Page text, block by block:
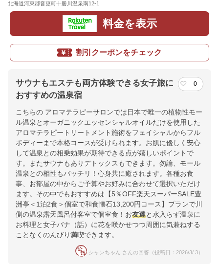
北海道河東郡音更町十勝川温泉南12-1
料金を表示
割引クーポンをチェック
サウナもエステも両方体験できる女子旅に
おすすめの温泉宿
0
こちらの アロマテラピーサロンでは日本で唯一の植物性モー
ル温泉とオーガニックエッセンシャルオイルだけを使用した
アロマテラピートリートメント施術をフェイシャルからフル
ボディーまで本格コースが受けられます。お肌に優しく安心
して温泉との相乗効果が期待できる点が嬉しいポイントで
す。またサウナもありデトックスもできます。勿論、モール
温泉との相性もバッチリ！心身共に癒されます。各種お食
事、お部屋の中からご予算やお好みに合わせて選択いただけ
ます。その中でもおすすめは【5％OFF楽天スーパーSALE豊
洲亭＜1泊2食＞個室で和食懐石13,200円コース】プランで川
側の温泉露天風呂付客室で個室食！お友達と水入らず温泉に
お料理と女子バナ（話）に花を咲かせつつ周囲に気兼ねする
ことなくのんびり満喫できます。
シャンちゃん さんの回答（投稿日：2026/3/ 3）